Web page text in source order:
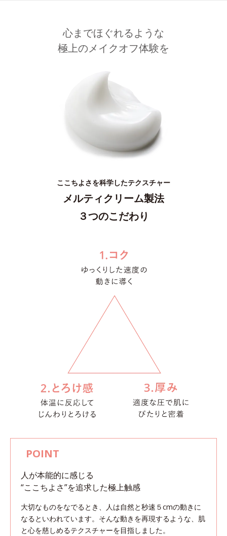
心までほぐれるような
極上のメイクオフ体験を
ここちよさを科学したテクスチャー
メルティクリーム製法
３つのこだわり
人が本能的に感じる
“ここちよさ”を追求した極上触感
大切なものをなでるとき、人は自然と秒速５cmの動きに
なるといわれています。 そんな動きを再現するような、肌
と心を慈しめるテクスチャーを目指しました。